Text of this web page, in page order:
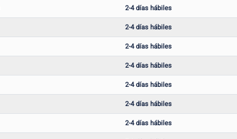
2-4 días hábiles
2-4 días hábiles
2-4 días hábiles
2-4 días hábiles
2-4 días hábiles
2-4 días hábiles
2-4 días hábiles